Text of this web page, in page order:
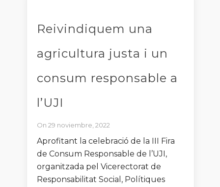
Reivindiquem una
agricultura justa i un
consum responsable a
l’UJI
On 29 noviembre, 2022
Aprofitant la celebració de la III Fira
de Consum Responsable de l’UJI,
organitzada pel Vicerectorat de
Responsabilitat Social, Polítiques